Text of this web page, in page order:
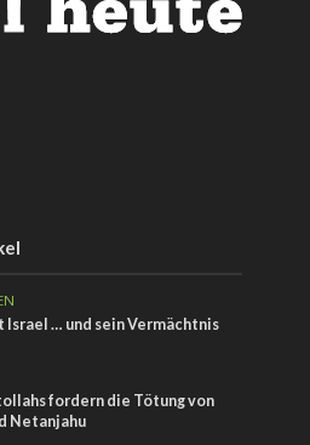
Israel … und sein Vermächtnis
fordern die Tötung von
Netanjahu